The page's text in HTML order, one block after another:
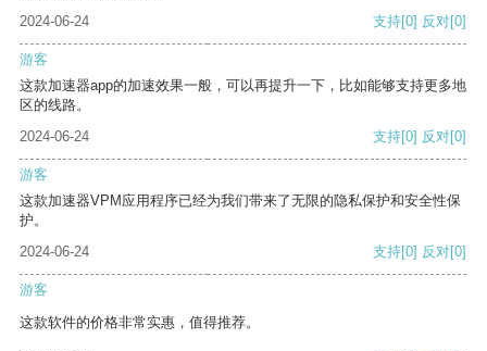
2024-06-24
支持[0] 反对[0]
游客
这款加速器app的加速效果一般，可以再提升一下，比如能够支持更多地
区的线路。
2024-06-24
支持[0] 反对[0]
游客
这款加速器VPM应用程序已经为我们带来了无限的隐私保护和安全性保
护。
2024-06-24
支持[0] 反对[0]
游客
这款软件的价格非常实惠，值得推荐。